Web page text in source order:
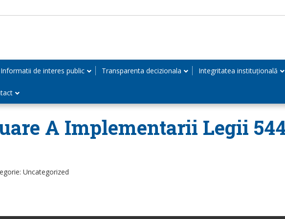
Informatii de interes public Transparenta decizionala Integritatea instituțională
A Implementarii Legii
Uncategorized